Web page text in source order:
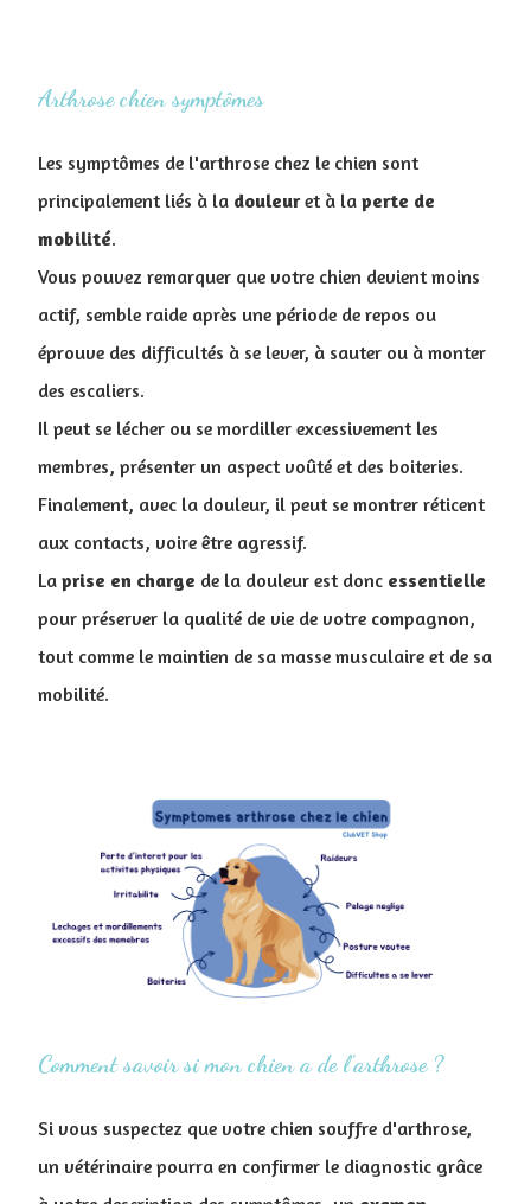
Arthrose chien symptômes
Les symptômes de l'arthrose chez le chien sont
principalement liés à la douleuret à la perte de
mobilité.
Vous pouvez remarquer que votre chien devient moins
actif, semble raide après une période de repos ou
éprouve des difficultés à se lever, à sauter ou à monter
des escaliers.
Il peut se lécher ou se mordiller excessivement les
membres, présenter un aspect voûté et des boiteries.
Finalement, avec la douleur, il peut se montrer réticent
aux contacts, voire être agressif.
La prise en charge de la douleur est donc essentielle
pour préserver la qualité de vie de votre compagnon,
tout comme le maintien de sa masse musculaire et de sa
mobilité.
Comment savoir si mon chien a de l'arthrose ?
Si vous suspectez que votre chien souffre d'arthrose,
un vétérinaire pourra en confirmer le diagnostic grâce